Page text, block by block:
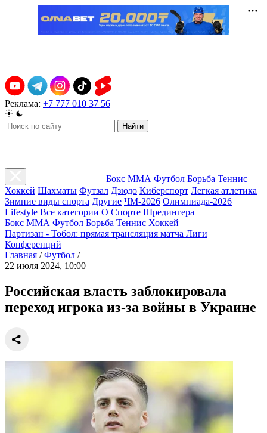
Реклама: +7 777 010 37 56
Найти
Бокс ММА Футбол Борьба Теннис
Хоккей Шахматы Футзал Дзюдо Киберспорт Легкая атлетика
Зимние виды спорта Другие ЧМ-2026 Олимпиада-2026
Lifestyle Все категории О Спорте Шредингера
Бокс ММА Футбол Борьба Теннис Хоккей
Партизан - Тобол: прямая трансляция матча Лиги
Конференций
Главная / Футбол /
22 июля 2024, 10:00
Российская власть заблокировала
переход игрока из-за войны в Украине